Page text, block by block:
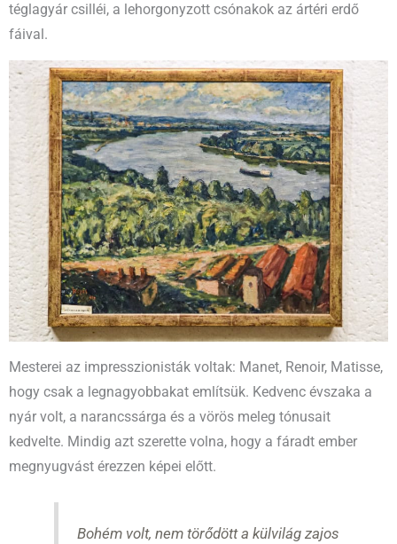
téglagyár csilléi, a lehorgonyzott csónakok az ártéri erdő
fáival.
Mesterei az impresszionisták voltak: Manet, Renoir, Matisse,
hogy csak a legnagyobbakat említsük. Kedvenc évszaka a
nyár volt, a narancssárga és a vörös meleg tónusait
kedvelte. Mindig azt szerette volna, hogy a fáradt ember
megnyugvást érezzen képei előtt.
Bohém volt, nem törődött a külvilág zajos